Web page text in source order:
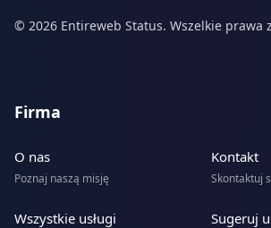
© 2026 Entireweb Status. Wszelkie prawa
Firma
O nas
Poznaj naszą misję
Kontakt
Skontaktuj
Wszystkie usługi Sugeruj